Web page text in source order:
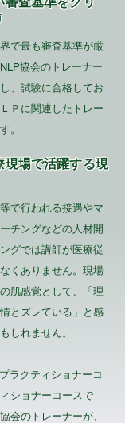
で最も審査基準が厳
協会のトレーナー
、試験に合格してお
Ｐに関連したトレー
。
場で活躍する現
で行われる接遇やマ
チングなどの人材開
グでは講師が医療従
くありません。現場
肌感覚として、「理
とズレている」と感
しれません。
ラクティショナーコ
ショナーコースで
会のトレーナーが、